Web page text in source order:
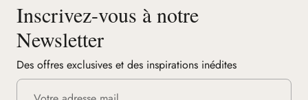
Inscrivez-vous à notre
Newsletter
Des offres exclusives et des inspirations inédites